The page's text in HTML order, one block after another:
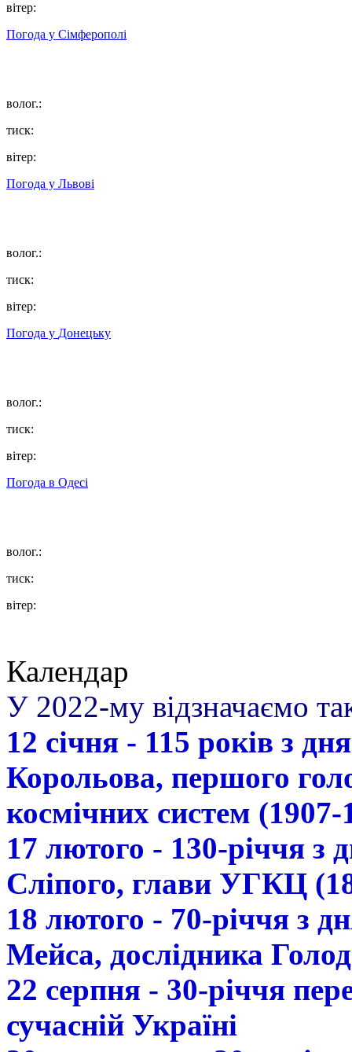
вітер:
Погода у Сімферополі
волог.:
тиск:
вітер:
Погода у Львові
волог.:
тиск:
вітер:
Погода у Донецьку
волог.:
тиск:
вітер:
Погода в Одесі
волог.:
тиск:
вітер:
Календар
У 2022-му відзначаємо
12 січня - 115 років з
Корольова, першого
космічних систем (1907-
17 лютого - 130-річчя з
Сліпого, глави УГКЦ
18 лютого - 70-річчя з
Мейса, дослідника
22 серпня - 30-річчя
сучасній Україні